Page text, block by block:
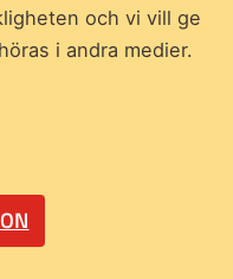
och vi vill ge
i andra medier.